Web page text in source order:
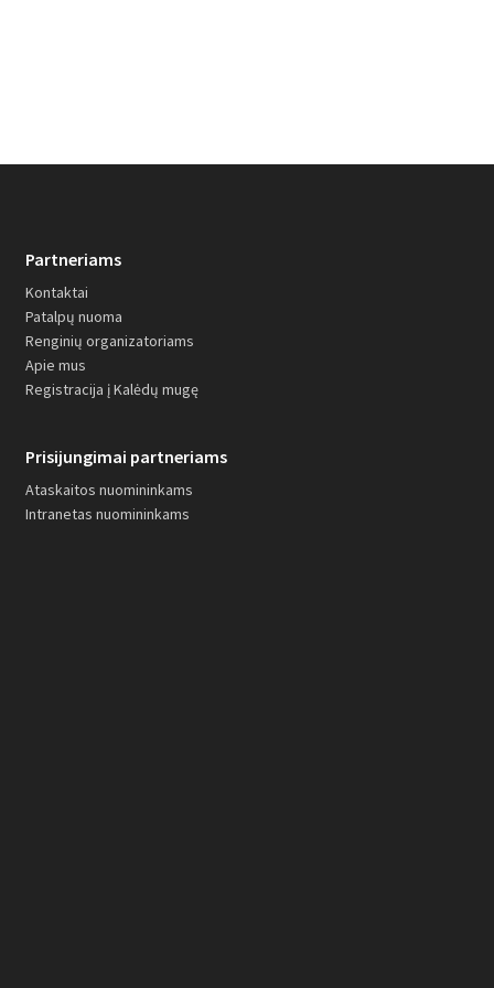
Partneriams
Kontaktai
Patalpų nuoma
Renginių organizatoriams
Apie mus
Registracija į Kalėdų mugę
Prisijungimai partneriams
Ataskaitos nuomininkams
Intranetas nuomininkams